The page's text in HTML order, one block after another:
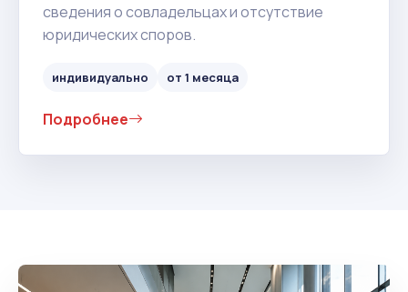
сведения о совладельцах и отсутствие
юридических споров.
индивидуально от 1 месяца
Подробнее